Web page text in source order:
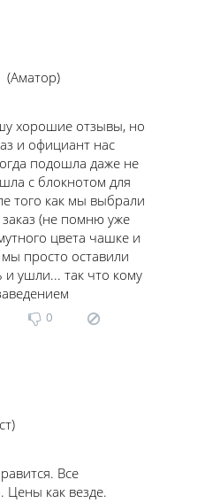
(Аматор)
хорошие отзывы, но
и официант нас
подошла даже не
с блокнотом для
того как мы выбрали
(не помню уже
цвета чашке и
просто оставили
и ушли... так что кому
0
Все
Цены как везде.